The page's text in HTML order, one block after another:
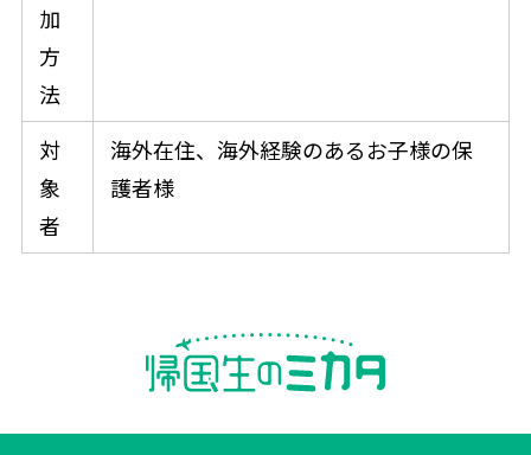
加
方
法
対
象
者
海外在住、海外経験のあるお子様の保
護者様